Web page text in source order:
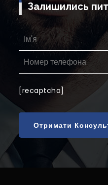
Залишились
[recaptcha]